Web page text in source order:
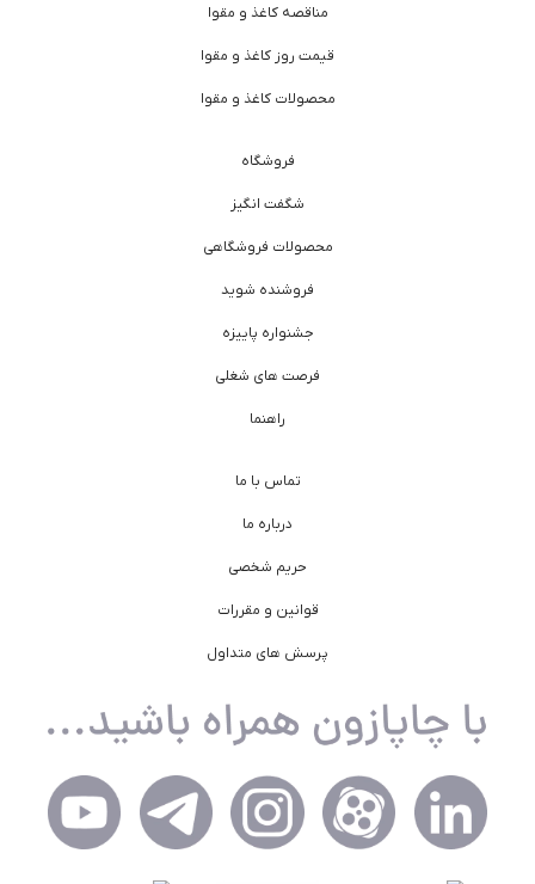
مناقصه کاغذ و مقوا
قیمت روز کاغذ و مقوا
محصولات کاغذ و مقوا
فروشگاه
شگفت انگیز
محصولات فروشگاهی
فروشنده شوید
جشنواره پاییزه
فرصت های شغلی
راهنما
تماس با ما
درباره ما
حریم شخصی
قوانین و مقررات
پرسش های متداول